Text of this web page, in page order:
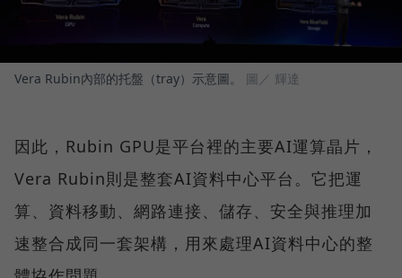
Vera Rubin內部的托盤（tray）示意圖。 圖／ 輝達
因此，Rubin GPU是平台裡的主要AI運算晶片，
Vera Rubin則是整套AI資料中心平台。它把運
算、資料移動、網路連接、儲存、安全與推理加
速整合成同一套架構，用來處理AI資料中心的整